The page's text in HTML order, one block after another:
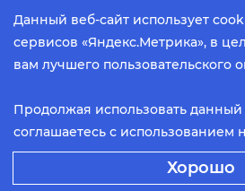
Ярославская обл, д.
Индустриальная, д. 6,
пн - пт, с 9:00 до 17:30
Политика конфиденциальности
Данный веб-сайт использует
сервисов «Яндекс.Метрика», в
вам лучшего пользовательского
Продолжая использовать данный
соглашаетесь с использованием
Хорошо